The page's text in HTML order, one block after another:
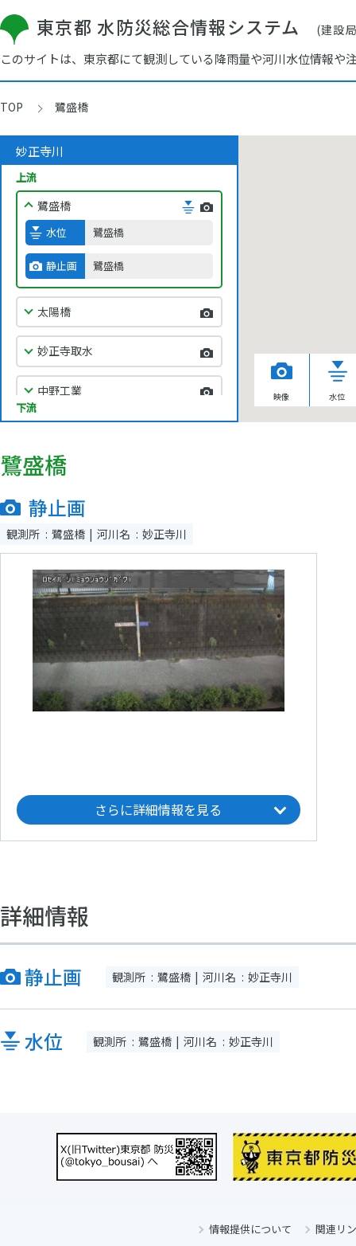
東京都 水防災総合情報システム (建設
このサイトは、東京都にて観測している降雨量や河川水位情報
TOP 鷺盛橋
妙正寺川
上流
鷺盛橋
水位 鷺盛橋
静止画 鷺盛橋
太陽橋
妙正寺取水
中野工業
天神橋
妙正寺二上
落合上
下流
映像 水位
鷺盛橋
静止画
観測所 鷺盛橋 河川名 妙正寺川
さらに詳細情報を見る
詳細情報
静止画 観測所 鷺盛橋 河川名 妙正寺川
水位 観測所 鷺盛橋 河川名 妙正寺川
情報提供について
関連リ